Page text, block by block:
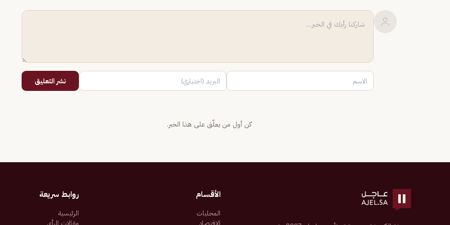
نشر التعليق
كن أول من يعلّق على هذا الخبر.
الأقسام
المحليات
الاقتصاد
روابط سريعة
الرئيسية
مقالات الرأي